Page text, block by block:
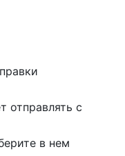
отправлять с
в нем